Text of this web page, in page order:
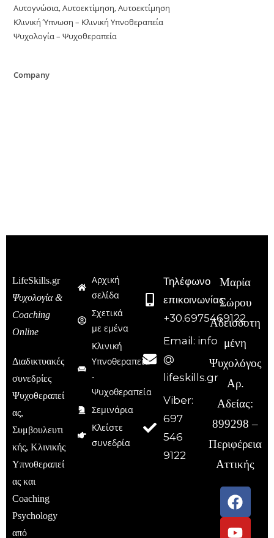
Αυτογνώσια, Αυτοεκτίμηση, Αυτοεκτίμηση
Κλινική Ύπνωση – Κλινική Υπνοθεραπεία
Ψυχολογία – Ψυχοθεραπεία
Company
LifeSkills.gr
Ψυχολογία &
Coaching
Online
Διαδικτυακές
συνεδρίες
Ψυχοθεραπεί
ας,
Συμβουλευτι
κής, Κλινικής
Υπνοθεραπεί
ας και
Coaching
Psychology
από
Αρχική
σελίδα
Σχετικά
με εμένα
Κλινική
Υπνοθεραπεία
-
Ψυχοθεραπεία
Σεμινάρια
Κλείστε
συνεδρία
Τηλέφωνο
επικοινωνίας:
+30.6975469122
Email: info
@
lifeskills.gr
Viber:
697
546
9122
Μαρία
Σώρου
Αδειοδοτη
μένη
Ψυχολόγος
Αρ.
Αδείας:
899298 –
Περιφέρεια
Αττικής